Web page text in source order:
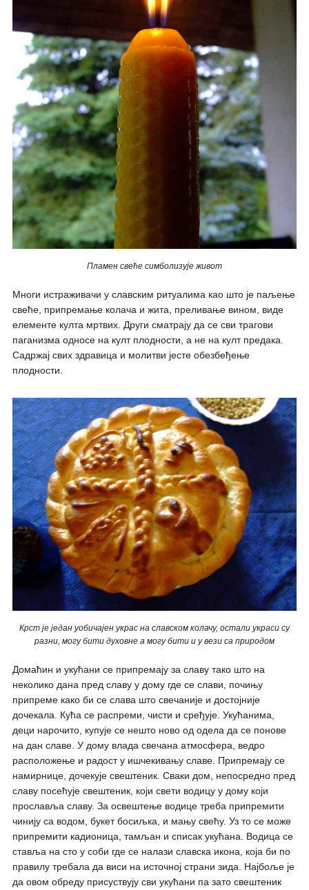
Пламен свеће симболизује живот
Многи истраживачи у славским ритуалима као што је паљење
свеће, припремање колача и жита, преливање вином, виде
елементе култа мртвих. Други сматрају да се сви трагови
паганизма односе на култ плодности, а не на култ предака.
Садржај свих здравица и молитви јесте обезбеђење
плодности.
Крст је један уобичајен украс на славском колачу, остали украси су
разни, могу бити духовне а могу бити и у вези са природом
Домаћин и укућани се припремају за славу тако што на
неколико дана пред славу у дому где се слави, почињу
припреме како би се слава што свечаније и достојније
дочекала. Кућа се распреми, чисти и сређује. Укућанима,
деци нарочито, купује се нешто ново од одела да се понове
на дан славе. У дому влада свечана атмосфера, ведро
расположење и радост у ишчекивању славе. Припремају се
намирнице, дочекује свештеник. Сваки дом, непосредно пред
славу посећује свештеник, који свети водицу у дому који
прославља славу. За освештење водице треба припремити
чинију са водом, букет босиљка, и мању свећу. Уз то се може
припремити кадионица, тамљан и списак укућана. Водица се
ставља на сто у соби где се налази славска икона, која би по
правилу требала да виси на источној страни зида. Најбоље је
да овом обреду присуствују сви укућани па зато свештеник